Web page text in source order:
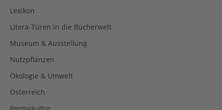
Lexikon
Litera-Türen in die Bücherwelt
Museum & Ausstellung
Nutzpflanzen
Ökologie & Umwelt
Österreich